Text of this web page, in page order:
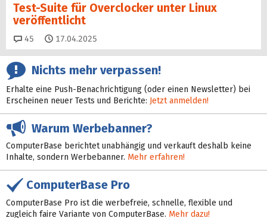
Test-Suite für Overclocker unter Linux
veröffentlicht
45 Kommentare
17.04.2025
Nichts mehr verpassen!
Erhalte eine Push-Benachrichtigung (oder einen Newsletter) bei
Erscheinen neuer Tests und Berichte: Jetzt anmelden!
Warum Werbebanner?
ComputerBase berichtet unabhängig und verkauft deshalb keine
Inhalte, sondern Werbebanner. Mehr erfahren!
ComputerBase Pro
ComputerBase Pro ist die werbefreie, schnelle, flexible und
zugleich faire Variante von ComputerBase. Mehr dazu!